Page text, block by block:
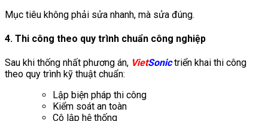
Mục tiêu không phải sửa nhanh, mà sửa đúng.
4. Thi công theo quy trình chuẩn công nghiệp
Sau khi thống nhất phương án, VietSonictriển khai thi công
theo quy trình kỹ thuật chuẩn:
Lập biện pháp thi công
Kiểm soát an toàn
Cô lập hệ thống